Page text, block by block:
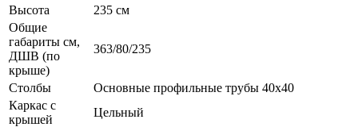
Высота
235 см
Общие
габариты см,
ДШВ (по
крыше)
363/80/235
Столбы
Основные профильные трубы 40x40
Каркас с
крышей
Цельный